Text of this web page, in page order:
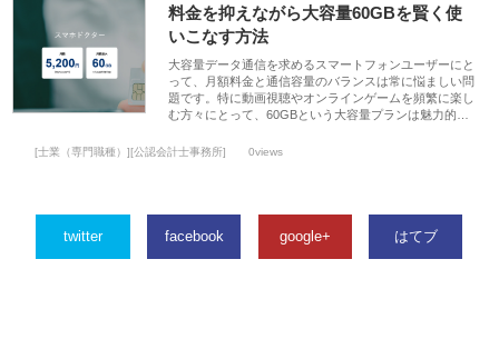
料金を抑えながら大容量60GBを賢く使
いこなす方法
大容量データ通信を求めるスマートフォンユーザーにと
って、月額料金と通信容量のバランスは常に悩ましい問
題です。特に動画視聴やオンラインゲームを頻繁に楽し
む方々にとって、60GBという大容量プランは魅力的…
[士業（専門職種）][公認会計士事務所] 0views
twitter facebook google+ はてブ